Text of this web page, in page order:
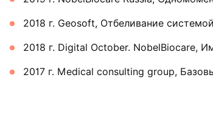
2018 г. Geosoft, Отбеливание
2018 г. Digital October. NobelBiocare,
2017 г. Medical consulting group,